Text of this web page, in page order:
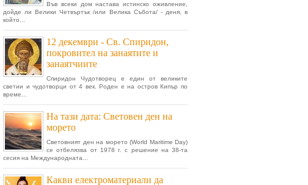
Във всеки дом настава истинско оживление,
дойде ли Велики Четвъртък /или Велика Събота/ - деня, в
който...
12 декември - Св. Спиридон,
покровител на занаятите и
занаятчиите
Спиридон Чудотворец е един от великите
светии и чудотворци от 4 век. Роден е на остров Кипър по
време...
На тази дата: Световен ден на
морето
Световният ден на морето (World Maritime Day)
се отбелязва от 1978 г. с решение на 38-та
сесия на Международната...
Какви електроматериали да